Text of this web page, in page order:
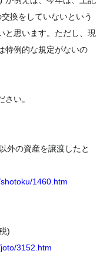
換をしていないという
と思います。ただし、現
特例的な規定がないの
い。
外の資産を譲渡したと
1460.htm
)
3152.htm